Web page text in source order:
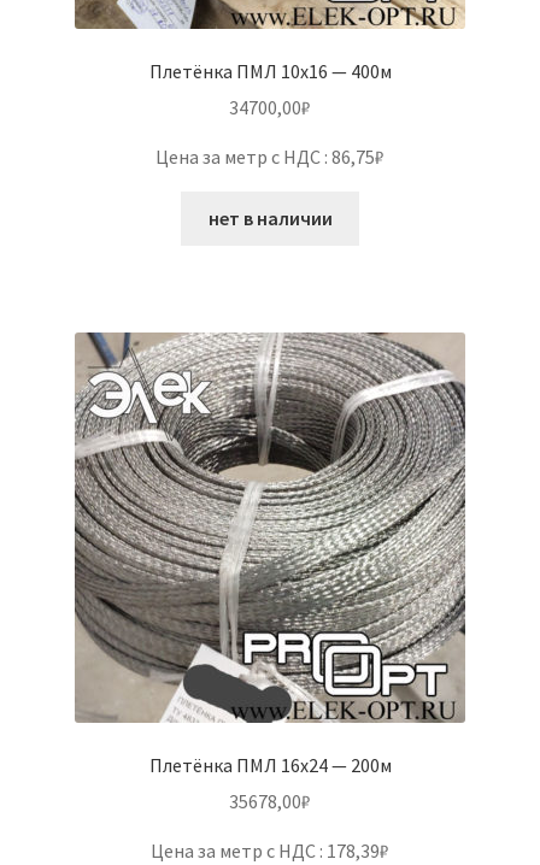
Плетёнка ПМЛ 10х16 — 400м
34700,00₽
Цена за метр с НДС : 86,75₽
нет в наличии
Плетёнка ПМЛ 16х24 — 200м
35678,00₽
Цена за метр с НДС : 178,39₽